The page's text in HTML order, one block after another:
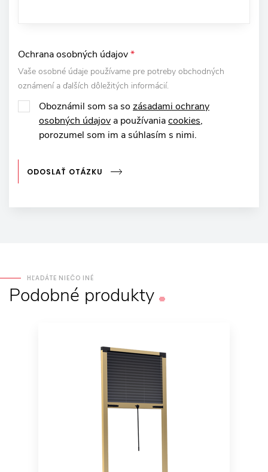
Ochrana osobných údajov*
Vaše osobné údaje používame pre potreby obchodných
oznámení a ďalších dôležitých informácií.
Oboznámil som sa so zásadami ochrany
osobných údajov a používaniacookies,
porozumel som im a súhlasím s nimi.
ODOSLAŤ OTÁZKU
HĽADÁTE NIEČO INÉ
Podobné produkty